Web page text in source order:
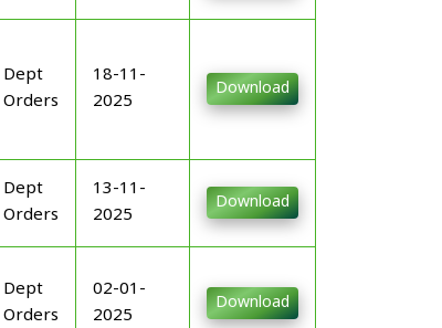
Dept
Orders
18-11-
2025
Download
Dept
Orders
13-11-
2025
Download
Dept
Orders
02-01-
2025
Download